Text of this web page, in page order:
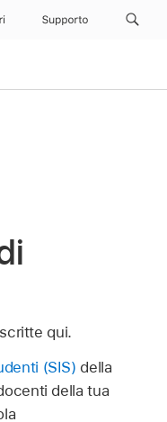
Supporto
qui.
(SIS) della
della tua